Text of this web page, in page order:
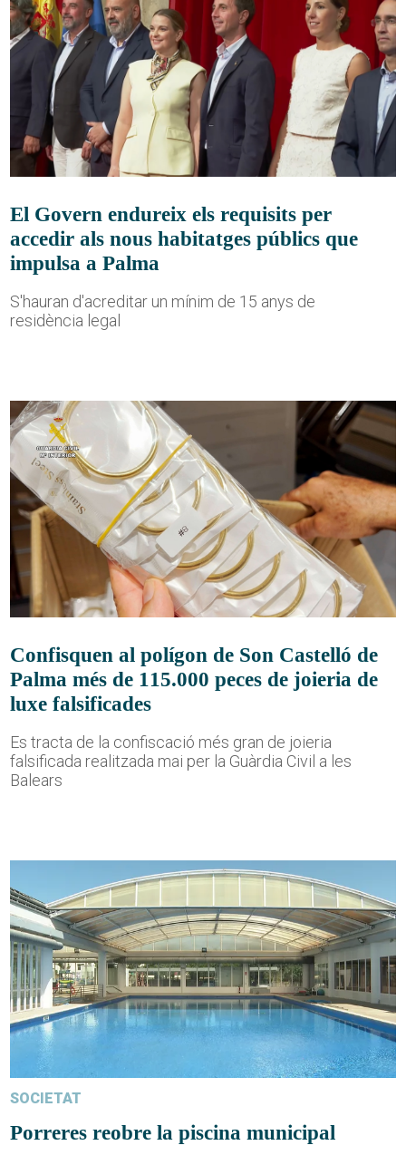
El Govern endureix els requisits per
accedir als nous habitatges públics que
impulsa a Palma
S'hauran d'acreditar un mínim de 15 anys de
residència legal
Confisquen al polígon de Son Castelló de
Palma més de 115.000 peces de joieria de
luxe falsificades
Es tracta de la confiscació més gran de joieria
falsificada realitzada mai per la Guàrdia Civil a les
Balears
SOCIETAT
Porreres reobre la piscina municipal